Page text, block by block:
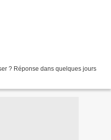
? Réponse dans quelques jours